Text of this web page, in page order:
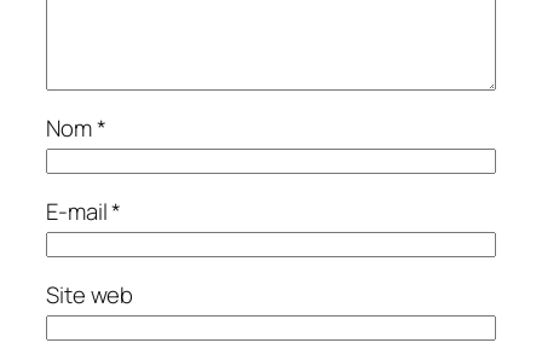
Nom*
E-mail*
Site web